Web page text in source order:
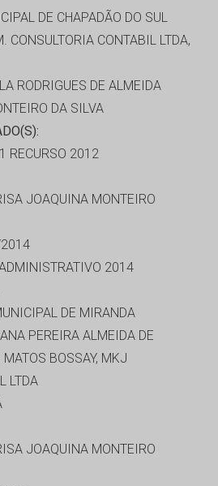
DE CHAPADÃO DO SUL
CONSULTORIA CONTABIL LTDA,
RODRIGUES DE ALMEIDA
DA SILVA
2012
JOAQUINA MONTEIRO
2014
DE MIRANDA
PEREIRA ALMEIDA DE
BOSSAY, MKJ
LTDA
JOAQUINA MONTEIRO